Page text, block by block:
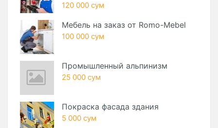
120 000 сум
Мебель на заказ от Romo-Mebel
100 000 сум
Промышленный альпинизм
25 000 сум
Покраска фасада здания
5 000 сум